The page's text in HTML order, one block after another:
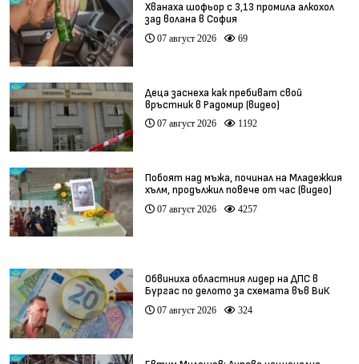
Хванаха шофьор с 3,13 промила алкохол
зад волана в София
07 август 2026 69
Деца заснеха как пребиват свой
връстник в Радомир (видео)
07 август 2026 1192
Побоят над мъжа, починал на Младежкия
хълм, продължил повече от час (видео)
07 август 2026 4257
Обвиниха областния лидер на ДПС в
Бургас по делото за схемата във ВиК
07 август 2026 324